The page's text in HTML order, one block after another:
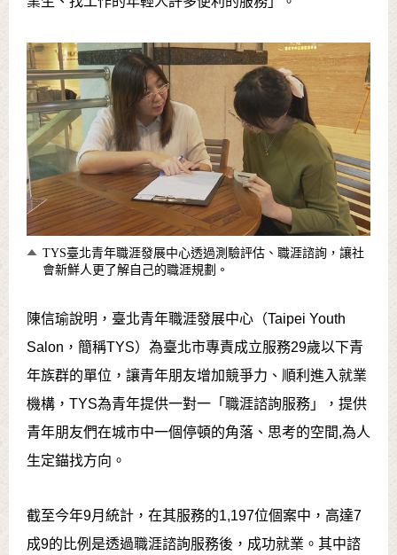
TYS臺北青年職涯發展中心透過測驗評估、職涯諮詢，讓社
會新鮮人更了解自己的職涯規劃。
陳信瑜說明，臺北青年職涯發展中心（Taipei Youth
Salon，簡稱TYS）為臺北市專責成立服務29歲以下青
年族群的單位，讓青年朋友增加競爭力、順利進入就業
機構，TYS為青年提供一對一「職涯諮詢服務」，提供
青年朋友們在城市中一個停頓的角落、思考的空間,為人
生定錨找方向。
截至今年9月統計，在其服務的1,197位個案中，高達7
成9的比例是透過職涯諮詢服務後，成功就業。其中諮